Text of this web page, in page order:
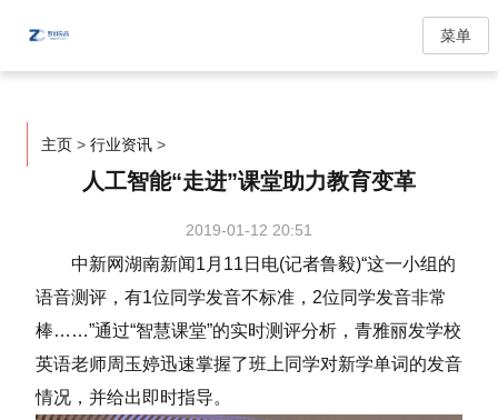
菜单
主页 > 行业资讯 >
人工智能“走进”课堂助力教育变革
2019-01-12 20:51
中新网湖南新闻1月11日电(记者鲁毅)“这一小组的
语音测评，有1位同学发音不标准，2位同学发音非常
棒……”通过“智慧课堂”的实时测评分析，青雅丽发学校
英语老师周玉婷迅速掌握了班上同学对新学单词的发音
情况，并给出即时指导。